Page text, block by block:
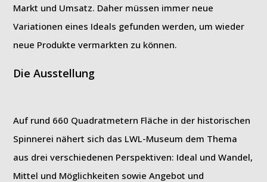
Markt und Umsatz. Daher müssen immer neue
Variationen eines Ideals gefunden werden, um wieder
neue Produkte vermarkten zu können.
Die Ausstellung
Auf rund 660 Quadratmetern Fläche in der historischen
Spinnerei nähert sich das LWL-Museum dem Thema
aus drei verschiedenen Perspektiven: Ideal und Wandel,
Mittel und Möglichkeiten sowie Angebot und